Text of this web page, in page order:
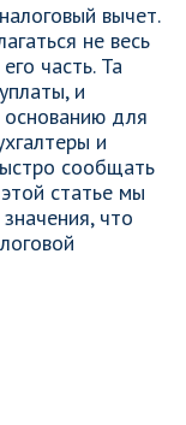
вычет.
не весь
часть. Та
и
для
и
сообщать
статье мы
что